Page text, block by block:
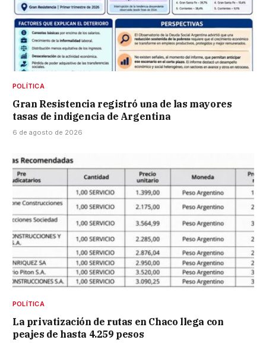
POLÍTICA
Gran Resistencia registró una de las mayores
tasas de indigencia de Argentina
6 de agosto de 2026
POLÍTICA
La privatización de rutas en Chaco llega con
peajes de hasta 4.259 pesos